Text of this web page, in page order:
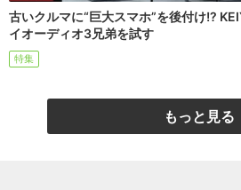
古いクルマに“巨大スマホ”を後付け!?
イオーディオ3兄弟を試す
特集
もっと見る